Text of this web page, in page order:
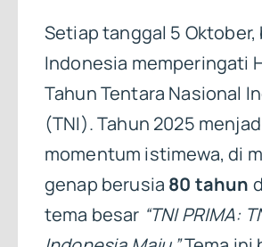
Setiap tanggal 5 Oktober,
Indonesia memperingati
Tahun Tentara Nasional
(TNI). Tahun 2025
momentum istimewa, di
genap berusia 80 tahun
tema besar “TNI PRIMA: